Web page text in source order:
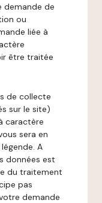
demande de
ou
liée à
être traitée
de collecte
sur le site)
caractère
sera en
A
données est
du traitement
pas
demande